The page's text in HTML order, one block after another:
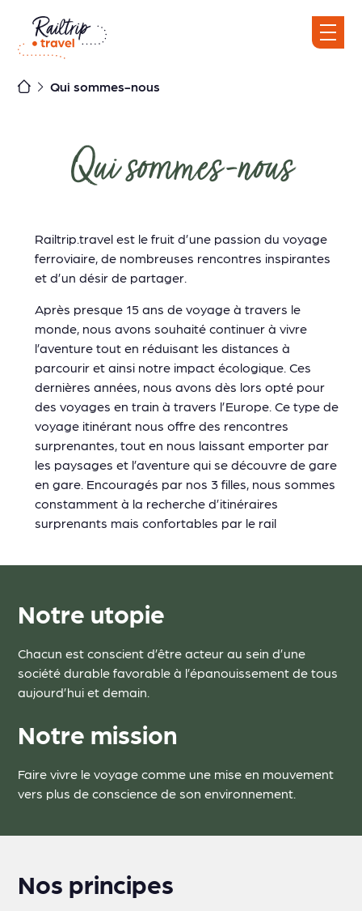
content
Qui sommes-nous
Qui sommes-nous
Railtrip.travel est le fruit d’une passion du voyage
ferroviaire, de nombreuses rencontres inspirantes
et d’un désir de partager.
Après presque 15 ans de voyage à travers le
monde, nous avons souhaité continuer à vivre
l’aventure tout en réduisant les distances à
parcourir et ainsi notre impact écologique. Ces
dernières années, nous avons dès lors opté pour
des voyages en train à travers l’Europe. Ce type de
voyage itinérant nous offre des rencontres
surprenantes, tout en nous laissant emporter par
les paysages et l’aventure qui se découvre de gare
en gare. Encouragés par nos 3 filles, nous sommes
constamment à la recherche d’itinéraires
surprenants mais confortables par le rail
Notre utopie
Chacun est conscient d’être acteur au sein d’une
société durable favorable à l’épanouissement de tous
aujourd’hui et demain.
Notre mission
Faire vivre le voyage comme une mise en mouvement
vers plus de conscience de son environnement.
Nos principes